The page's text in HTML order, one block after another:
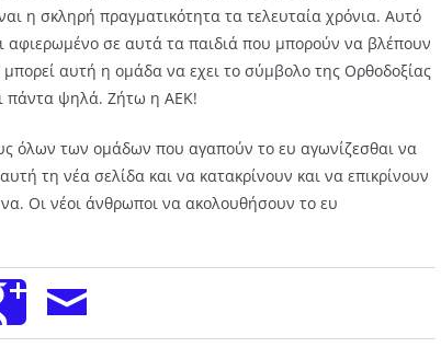
η σκληρή πραγματικότητα τα τελευταία χρόνια. Αυτό
αφιερωμένο σε αυτά τα παιδιά που μπορούν να βλέπουν
αυτή η ομάδα να εχει το σύμβολο της Ορθοδοξίας
πάντα ψηλά. Ζήτω η ΑΕΚ!
όλων των ομάδων που αγαπούν το ευ αγωνίζεσθαι να
τη νέα σελίδα και να κατακρίνουν και να επικρίνουν
Οι νέοι άνθρωποι να ακολουθήσουν το ευ